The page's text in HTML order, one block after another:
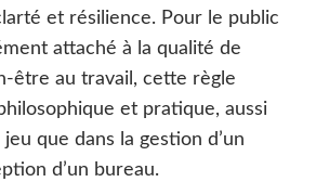
et résilience. Pour le public
attaché à la qualité de
être au travail, cette règle
et pratique, aussi
que dans la gestion d’un
d’un bureau.